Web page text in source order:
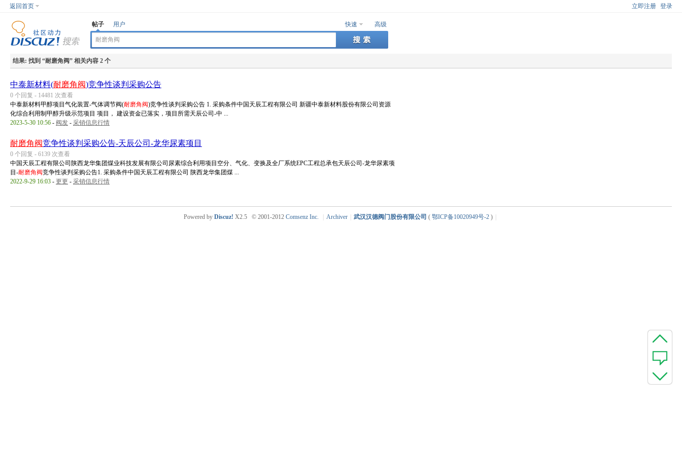
返回首页 立即注册 登录
快速 高级
帖子 用户
结果: 找到 “耐磨角阀” 相关内容 2 个
中泰新材料(耐磨角阀)竞争性谈判采购公告
0 个回复 - 14481 次查看
中泰新材料甲醇项目气化装置-气体调节阀(耐磨角阀)竞争性谈判采购公告 1. 采购条件中国天辰工程有限公司 新疆中泰新材料股份有限公司资源
化综合利用制甲醇升级示范项目 项目， 建设资金已落实，项目所需天辰公司-中 ...
2023-5-30 10:56 - 阀发 - 采销信息行情
耐磨角阀竞争性谈判采购公告-天辰公司-龙华尿素项目
0 个回复 - 6139 次查看
中国天辰工程有限公司陕西龙华集团煤业科技发展有限公司尿素综合利用项目空分、气化、变换及全厂系统EPC工程总承包天辰公司-龙华尿素项
目-耐磨角阀竞争性谈判采购公告1. 采购条件中国天辰工程有限公司 陕西龙华集团煤 ...
2022-9-29 16:03 - 更更 - 采销信息行情
Powered by Discuz! X2.5 © 2001-2012 Comsenz Inc. Archiver 武汉汉德阀门股份有限公司 ( 鄂ICP备10020949号-2)